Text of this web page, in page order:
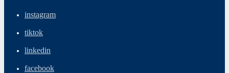
instagram
tiktok
linkedin
facebook